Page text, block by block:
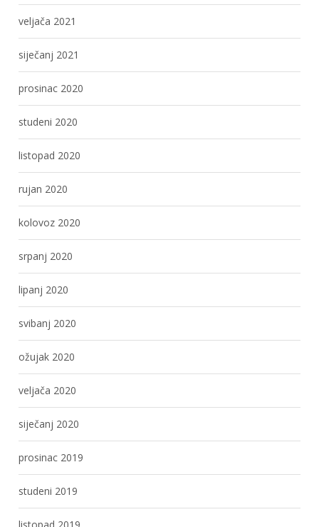
veljača 2021
siječanj 2021
prosinac 2020
studeni 2020
listopad 2020
rujan 2020
kolovoz 2020
srpanj 2020
lipanj 2020
svibanj 2020
ožujak 2020
veljača 2020
siječanj 2020
prosinac 2019
studeni 2019
listopad 2019